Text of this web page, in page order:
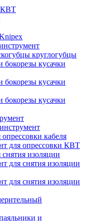
КВТ
круглогубцы
бокорезы кусачки
бокорезы кусачки
бокорезы кусачки
кабеля
для опрессовки КВТ
изоляции
для снятия изоляции
для снятия изоляции
и